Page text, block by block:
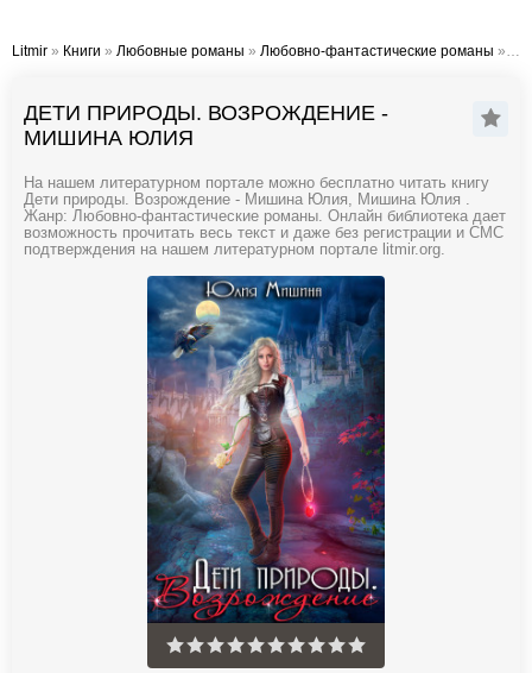
Litmir » Книги » Любовные романы » Любовно-фантастические романы » Дети природы. Возрождение - Мишина Юлия
ДЕТИ ПРИРОДЫ. ВОЗРОЖДЕНИЕ -
МИШИНА ЮЛИЯ
На нашем литературном портале можно бесплатно читать книгу
Дети природы. Возрождение - Мишина Юлия, Мишина Юлия .
Жанр: Любовно-фантастические романы. Онлайн библиотека дает
возможность прочитать весь текст и даже без регистрации и СМС
подтверждения на нашем литературном портале litmir.org.